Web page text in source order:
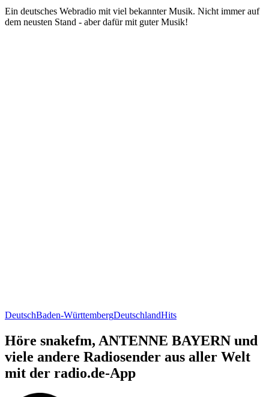
Ein deutsches Webradio mit viel bekannter Musik. Nicht immer auf
dem neusten Stand - aber dafür mit guter Musik!
DeutschBaden-WürttembergDeutschlandHits
Höre snakefm, ANTENNE BAYERN und
viele andere Radiosender aus aller Welt
mit der radio.de-App